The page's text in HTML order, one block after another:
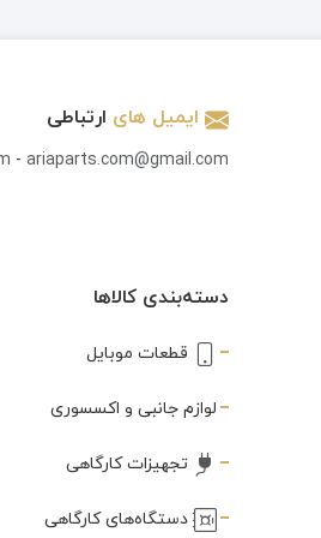
ایمیل های ارتباطی
- ariaparts.com@gmail.com
دسته‌بندی کالاها
قطعات موبایل
لوازم جانبی و اکسسوری
تجهیزات کارگاهی
دستگاه‌های کارگاهی